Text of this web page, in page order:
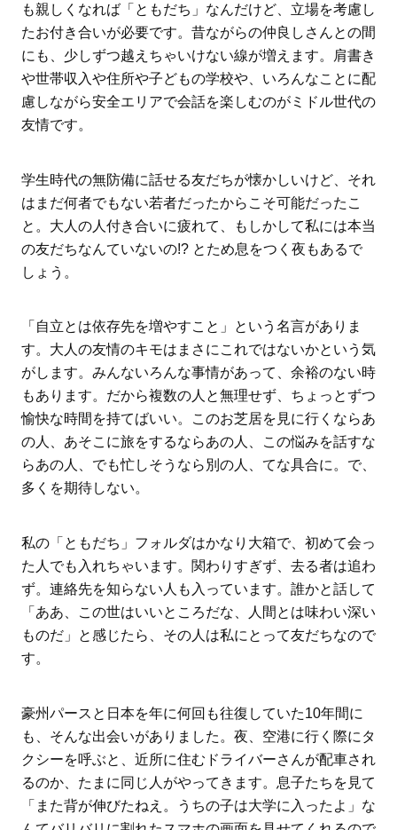
も親しくなれば「ともだち」なんだけど、立場を考慮し
たお付き合いが必要です。昔ながらの仲良しさんとの間
にも、少しずつ越えちゃいけない線が増えます。肩書き
や世帯収入や住所や子どもの学校や、いろんなことに配
慮しながら安全エリアで会話を楽しむのがミドル世代の
友情です。
学生時代の無防備に話せる友だちが懐かしいけど、それ
はまだ何者でもない若者だったからこそ可能だったこ
と。大人の人付き合いに疲れて、もしかして私には本当
の友だちなんていないの!? とため息をつく夜もあるで
しょう。
「自立とは依存先を増やすこと」という名言がありま
す。大人の友情のキモはまさにこれではないかという気
がします。みんないろんな事情があって、余裕のない時
もあります。だから複数の人と無理せず、ちょっとずつ
愉快な時間を持てばいい。このお芝居を見に行くならあ
の人、あそこに旅をするならあの人、この悩みを話すな
らあの人、でも忙しそうなら別の人、てな具合に。で、
多くを期待しない。
私の「ともだち」フォルダはかなり大箱で、初めて会っ
た人でも入れちゃいます。関わりすぎず、去る者は追わ
ず。連絡先を知らない人も入っています。誰かと話して
「ああ、この世はいいところだな、人間とは味わい深い
ものだ」と感じたら、その人は私にとって友だちなので
す。
豪州パースと日本を年に何回も往復していた10年間に
も、そんな出会いがありました。夜、空港に行く際にタ
クシーを呼ぶと、近所に住むドライバーさんが配車され
るのか、たまに同じ人がやってきます。息子たちを見て
「また背が伸びたねえ。うちの子は大学に入ったよ」な